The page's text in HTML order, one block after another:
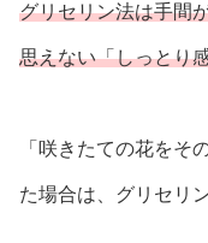
グリセリン法は手間
思えない「しっとり
「咲きたての花をそ
た場合は、グリセリ